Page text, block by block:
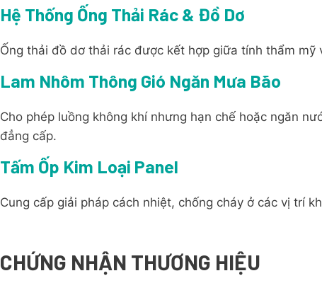
Hệ Thống Ống Thải Rác & Đồ Dơ
Ống thải đồ dơ thải rác được kết hợp giữa tính thẩm
Lam Nhôm Thông Gió Ngăn Mưa Bão
Cho phép luồng không khí nhưng hạn chế hoặc ngăn
đẳng cấp.
Tấm Ốp Kim Loại Panel
Cung cấp giải pháp cách nhiệt, chống cháy ở các vị trí
CHỨNG NHẬN THƯƠNG HIỆU